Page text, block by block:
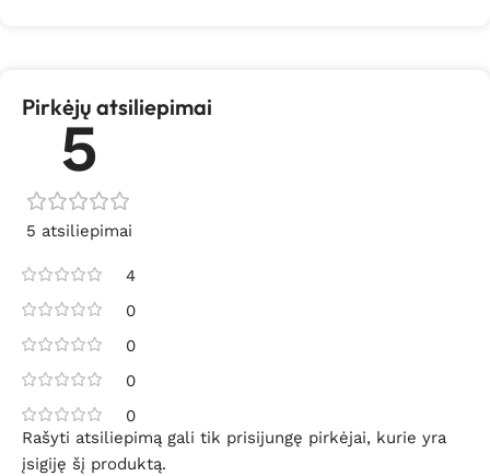
Pirkėjų atsiliepimai
5
5 atsiliepimai
4
0
0
0
0
Rašyti atsiliepimą gali tik prisijungę pirkėjai, kurie yra
įsigiję šį produktą.